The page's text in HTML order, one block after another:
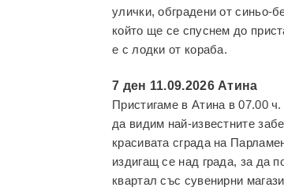
улички, обградени от синьо-
който ще се спуснем до
е с лодки от кораба.
7 ден 11.09.2026 Атина
Пристигаме в Атина в 07.00
да видим най-известните
красивата сграда на
издигащ се над града, за да
квартал със сувенирни